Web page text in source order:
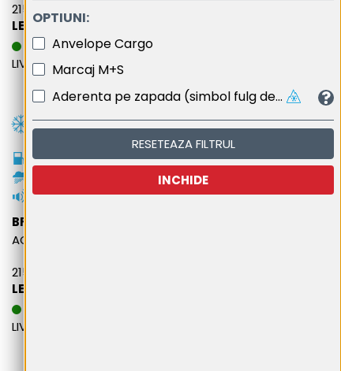
215/65R15 104T M&S
LEI 605,63
DATA ESTIMATIVA DE
LIVRARE: 13.08.2026
C
71dB
BFGOODRICH
ACTIVAN WINTER 2
215/65R15 104T M&S
LEI 730,37
LIVRARE: 13.08.2026
OPTIUNI:
Anvelope Cargo
Marcaj M+S
Aderenta pe zapada (simbol fulg de nea cu trei varfuri de munte)
RESETEAZA FILTRUL
INCHIDE